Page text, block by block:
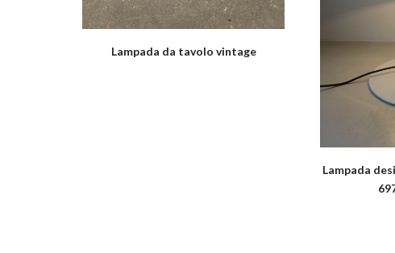
Lampada da tavolo vintage
Lampada